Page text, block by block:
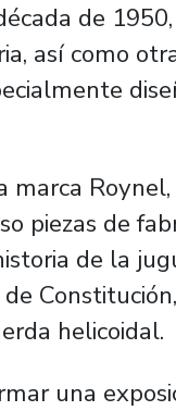
de
así como
Roynel,
piezas de
de la
helicoidal.
una